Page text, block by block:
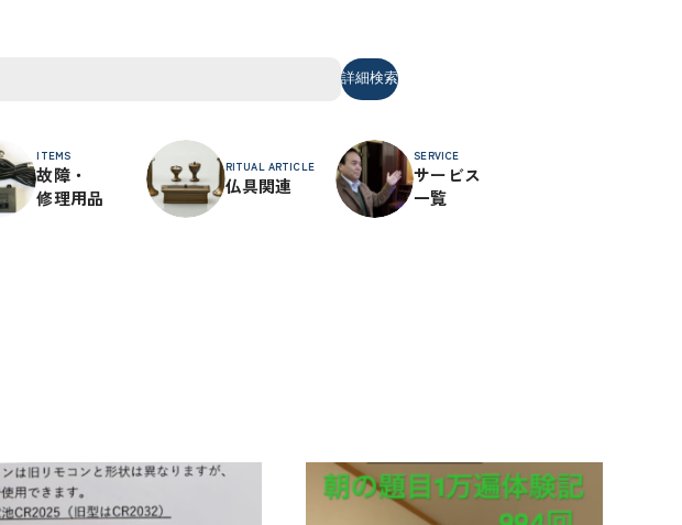
詳細検索
ITEMS
故障・
修理用品
RITUAL ARTICLE
仏具関連
SERVICE
サービス
一覧